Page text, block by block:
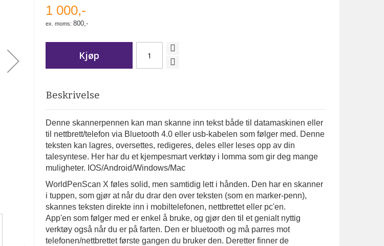
1 000,-
800,-
Kjøp
Beskrivelse
Denne skannerpennen kan man skanne inn tekst både til datamaskinen eller
til nettbrett/telefon via Bluetooth 4.0 eller usb-kabelen som følger med. Denne
teksten kan lagres, oversettes, redigeres, deles eller leses opp av din
talesyntese. Her har du et kjempesmart verktøy i lomma som gir deg mange
muligheter. IOS/Android/Windows/Mac
WorldPenScan X føles solid, men samtidig lett i hånden. Den har en skanner
i tuppen, som gjør at når du drar den over teksten (som en marker-penn),
skannes teksten direkte inn i mobiltelefonen, nettbrettet eller pc'en.
App'en som følger med er enkel å bruke, og gjør den til et genialt nyttig
verktøy også når du er på farten. Den er bluetooth og må parres mot
telefonen/nettbrettet første gangen du bruker den. Deretter finner de